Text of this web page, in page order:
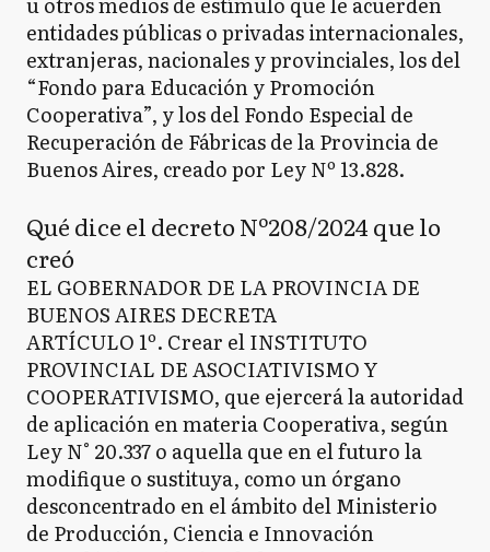
entidades públicas o privadas internacionales,
extranjeras, nacionales y provinciales, los del
“Fondo para Educación y Promoción
Cooperativa”, y los del Fondo Especial de
Recuperación de Fábricas de la Provincia de
Buenos Aires, creado por Ley Nº 13.828.
Qué dice el decreto Nº208/2024 que lo
creó
EL GOBERNADOR DE LA PROVINCIA DE
BUENOS AIRES DECRETA
ARTÍCULO 1º. Crear el INSTITUTO
PROVINCIAL DE ASOCIATIVISMO Y
COOPERATIVISMO, que ejercerá la autoridad
de aplicación en materia Cooperativa, según
Ley N° 20.337 o aquella que en el futuro la
modifique o sustituya, como un órgano
desconcentrado en el ámbito del Ministerio
de Producción, Ciencia e Innovación